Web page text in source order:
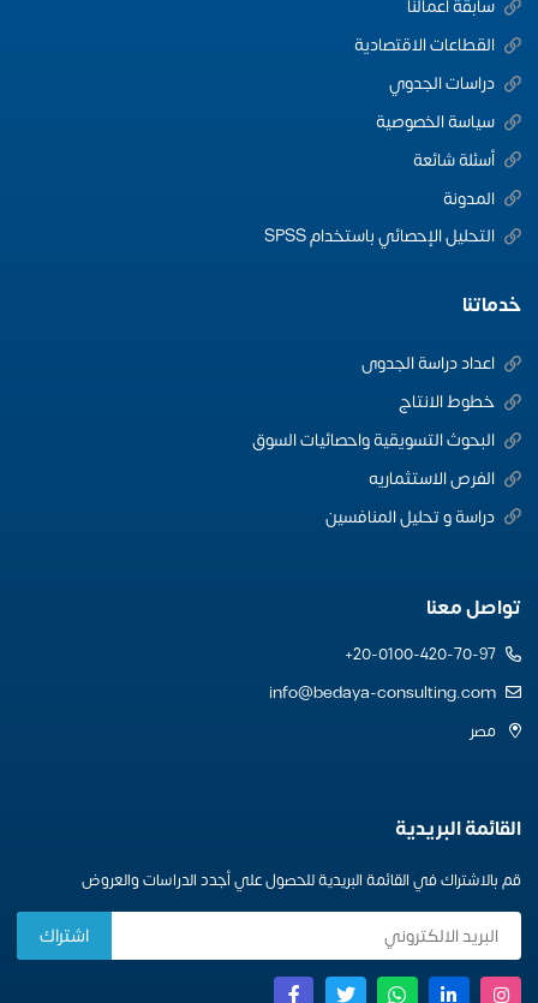
سابقة اعمالنا
القطاعات الاقتصادية
دراسات الجدوي
سياسة الخصوصية
أسئلة شائعة
المدونة
التحليل الإحصائي باستخدام SPSS
خدماتنا
اعداد دراسة الجدوى
خطوط الانتاج
البحوث التسويقية واحصائيات السوق
الفرص الاستثماريه
دراسة و تحليل المنافسين
تواصل معنا
20-0100-420-70-97+
info@bedaya-consulting.com
مصر
القائمة البريدية
قم بالاشتراك في القائمة البريدية للحصول علي أجدد الدراسات والعروض